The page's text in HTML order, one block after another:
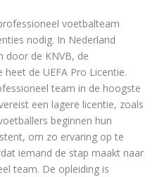
voetbalteam
nodig. In Nederland
door de KNVB, de
de UEFA Pro Licentie.
team in de hoogste
een lagere licentie, zoals
beginnen hun
om zo ervaring op te
iemand de stap maakt naar
team. De opleiding is